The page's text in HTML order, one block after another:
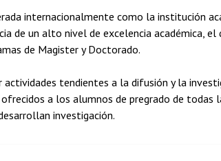
internacionalmente como la institución
de un alto nivel de excelencia académica,
de Magister y Doctorado.
tendientes a la difusión y la
a los alumnos de pregrado de
investigación.